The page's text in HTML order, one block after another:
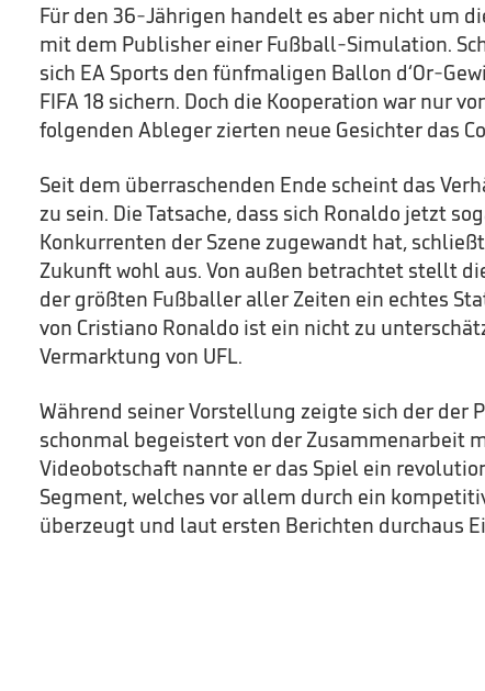
Für den 36-Jährigen handelt es aber nicht um
mit dem Publisher einer Fußball-Simulation.
sich EA Sports den fünfmaligen Ballon d‘Or-
FIFA 18 sichern. Doch die Kooperation war nur
folgenden Ableger zierten neue Gesichter das
Seit dem überraschenden Ende scheint das
zu sein. Die Tatsache, dass sich Ronaldo jetzt
Konkurrenten der Szene zugewandt hat,
Zukunft wohl aus. Von außen betrachtet stellt
der größten Fußballer aller Zeiten ein echtes
von Cristiano Ronaldo ist ein nicht zu
Vermarktung von UFL.
Während seiner Vorstellung zeigte sich der der
schonmal begeistert von der Zusammenarbeit
Videobotschaft nannte er das Spiel ein
Segment, welches vor allem durch ein
überzeugt und laut ersten Berichten durchaus